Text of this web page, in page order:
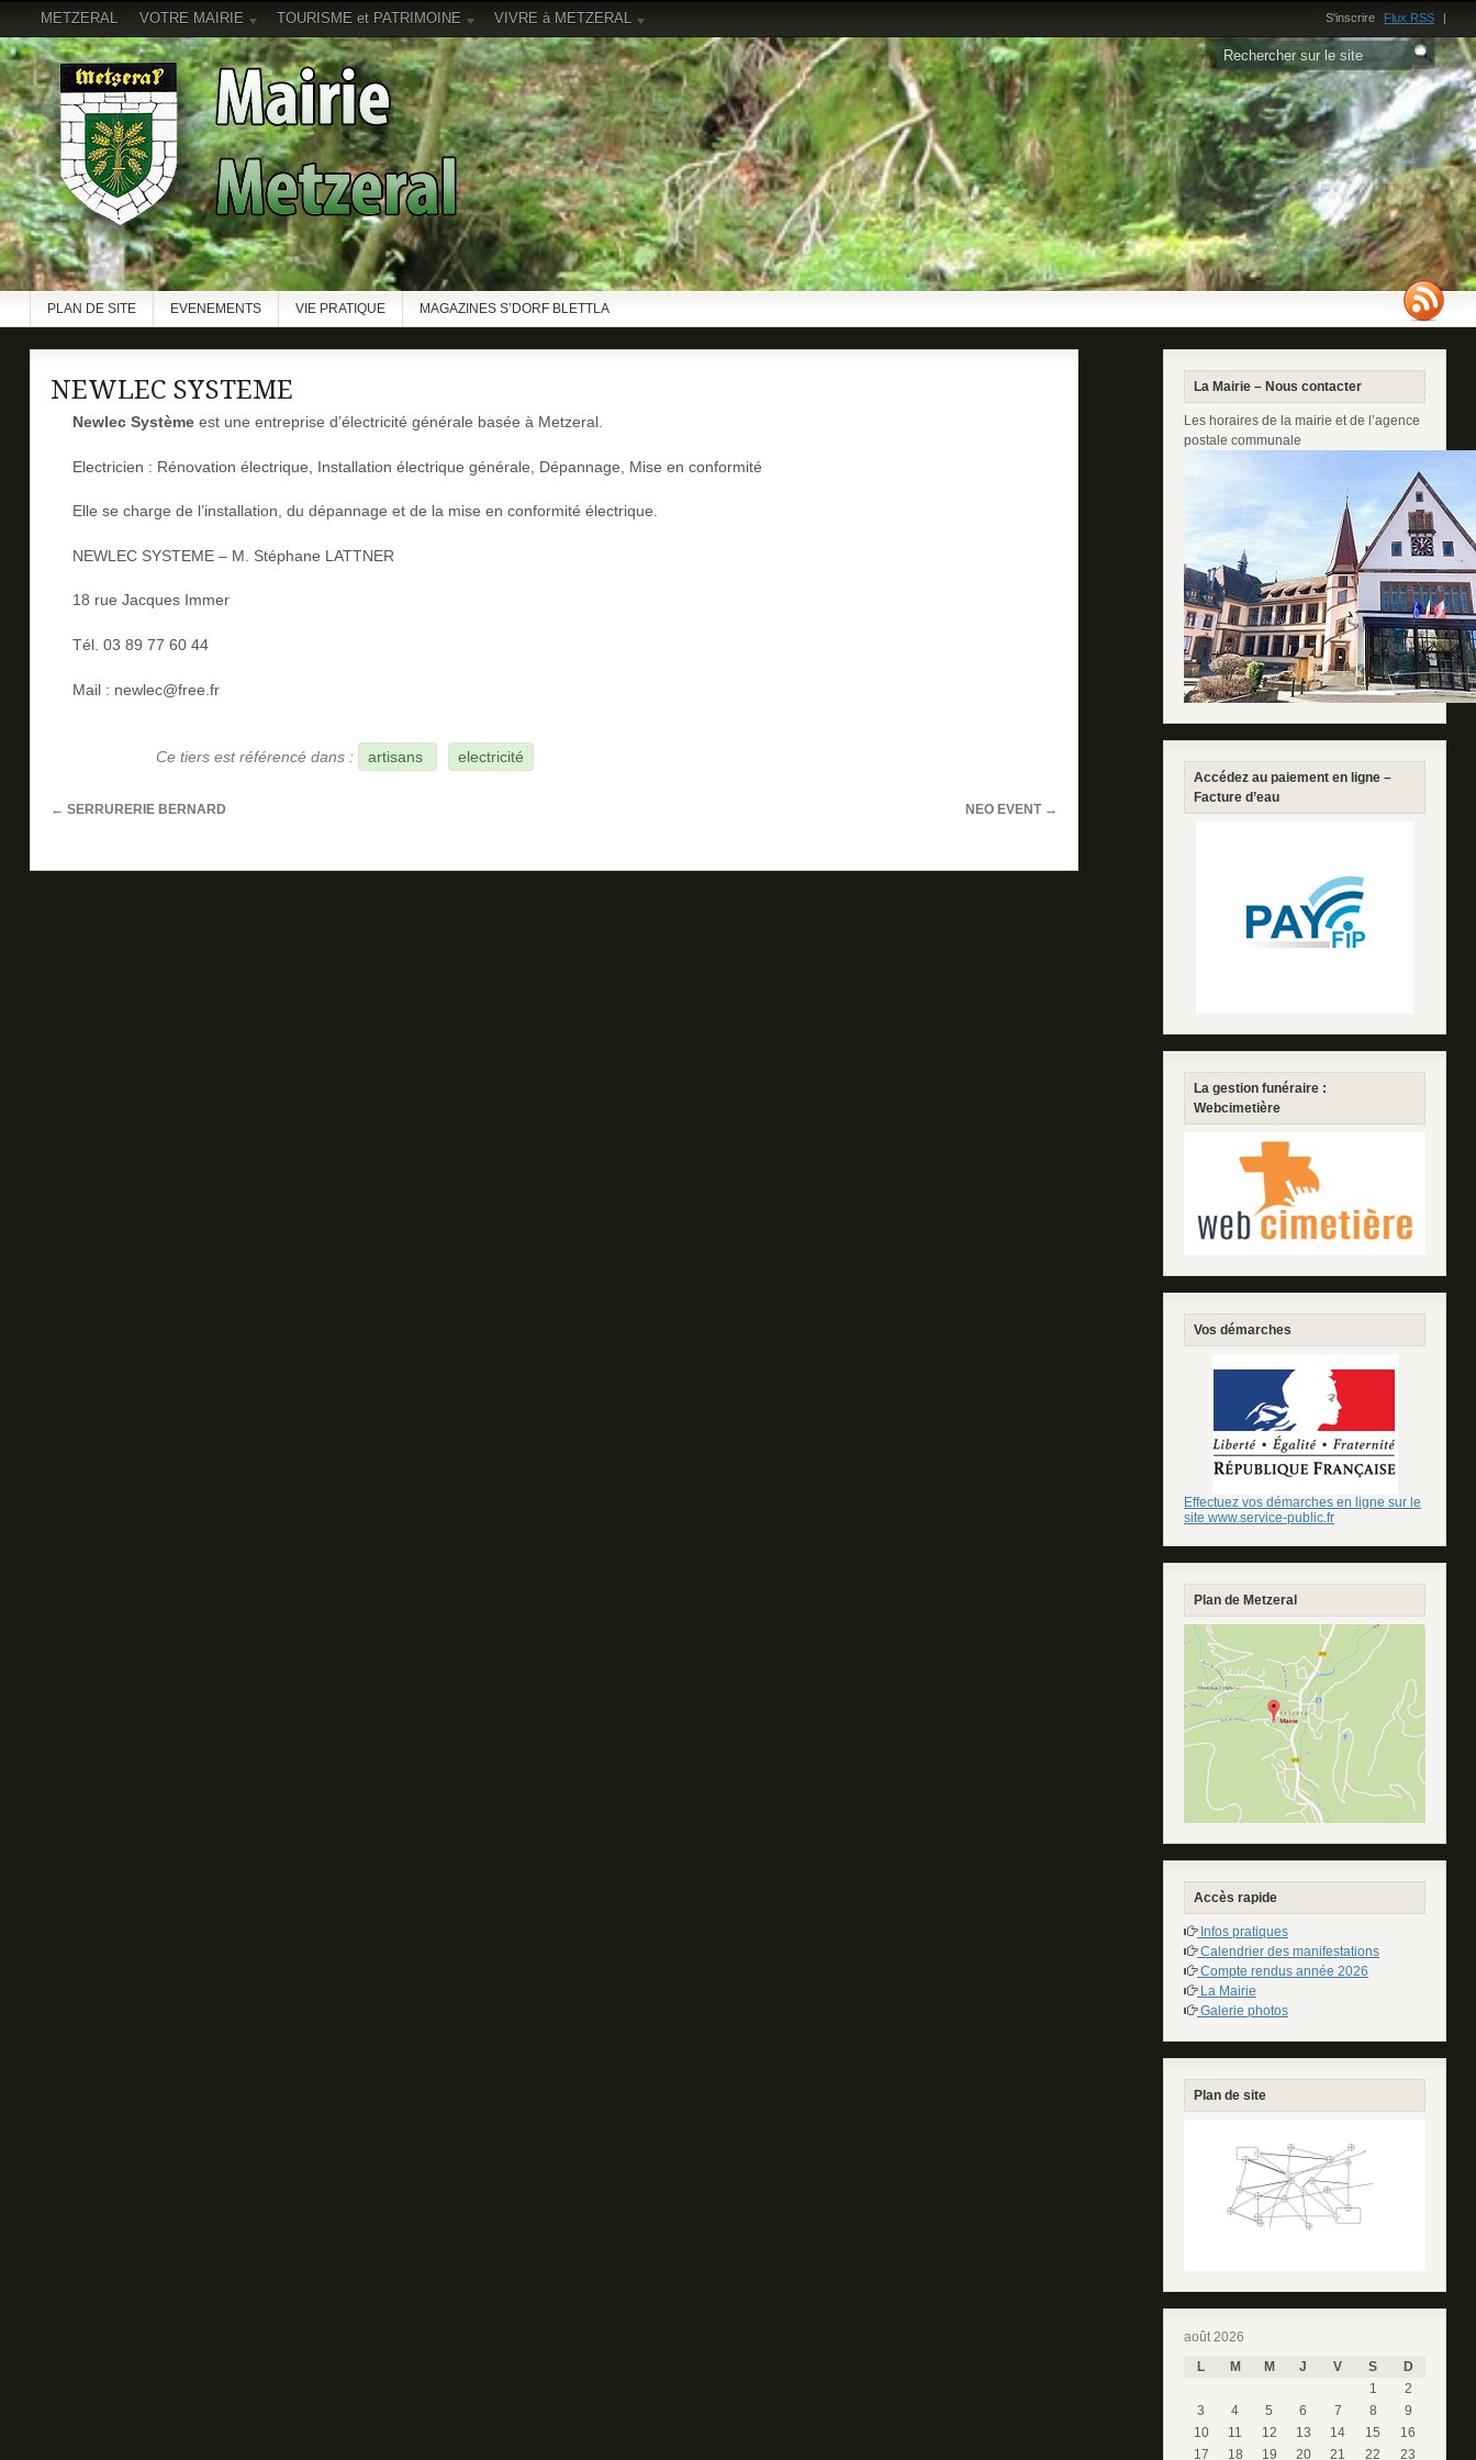
METZERAL VOTRE MAIRIE TOURISME et PATRIMOINE VIVRE à METZERAL S'inscrire Flux RSS |
PLAN DE SITE EVENEMENTS VIE PRATIQUE MAGAZINES S’DORF BLETTLA
NEWLEC SYSTEME
Newlec Systèmeest une entreprise d’électricité générale basée à Metzeral.
Electricien : Rénovation électrique, Installation électrique générale, Dépannage, Mise en conformité
Elle se charge de l’installation, du dépannage et de la mise en conformité électrique.
NEWLEC SYSTEME – M. Stéphane LATTNER
18 rue Jacques Immer
Tél. 03 89 77 60 44
Mail : newlec@free.fr
Ce tiers est référencé dans : artisans electricité
← SERRURERIE BERNARD NEO EVENT →
La Mairie – Nous contacter
Les horaires de la mairie et de l’agence
postale communale
Accédez au paiement en ligne –
Facture d’eau
La gestion funéraire :
Webcimetière
Vos démarches
Effectuez vos démarches en ligne sur le
site www.service-public.fr
Plan de Metzeral
Accès rapide
Infos pratiques
Calendrier des manifestations
Compte rendus année 2026
La Mairie
Galerie photos
Plan de site
août 2026
L
M M J V S
D
1
2
3
4 5 6 7 8
9
10
11 12 13 14 15
16
17
18 19 20 21 22 23